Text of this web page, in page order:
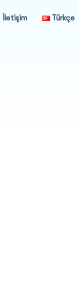
İletişim Türkçe